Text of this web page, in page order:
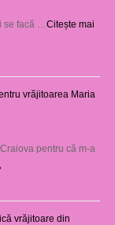
se facă … Citește mai
vrăjitoarea Maria
pentru că m-a
vrăjitoare din